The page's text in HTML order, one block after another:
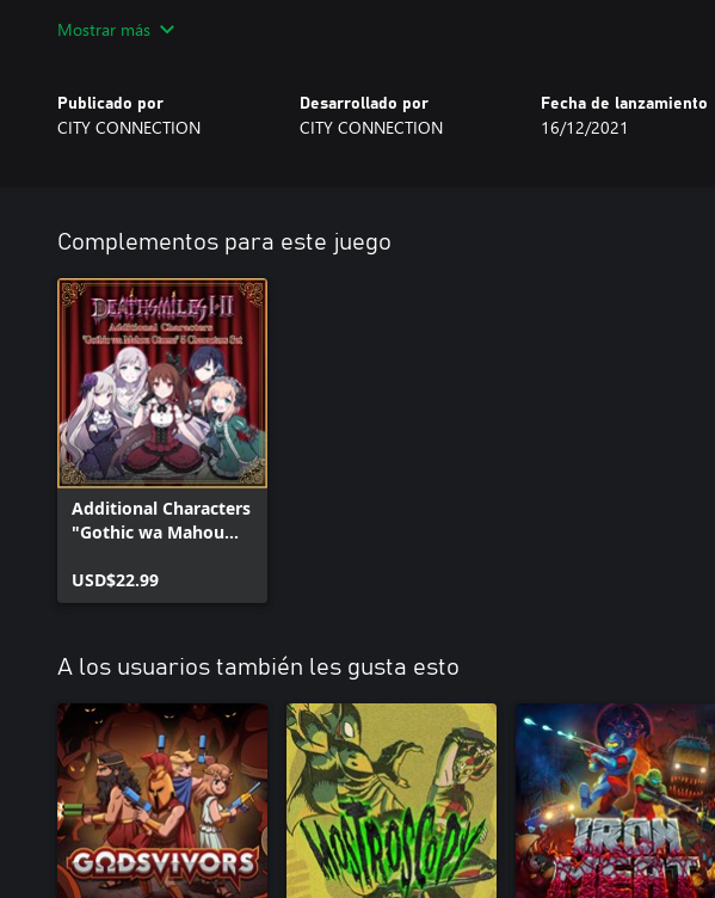
que puedas practicar.
Las opciones detalladas se pueden modificar para que los niveles sean más fáciles para los
Mostrar más
Publicado por
CITY CONNECTION
Desarrollado por
CITY CONNECTION
Fecha de lanzamiento
16/12/2021
Complementos para este juego
Additional Characters
"Gothic wa Mahou
Set
USD$22.99
A los usuarios también les gusta esto